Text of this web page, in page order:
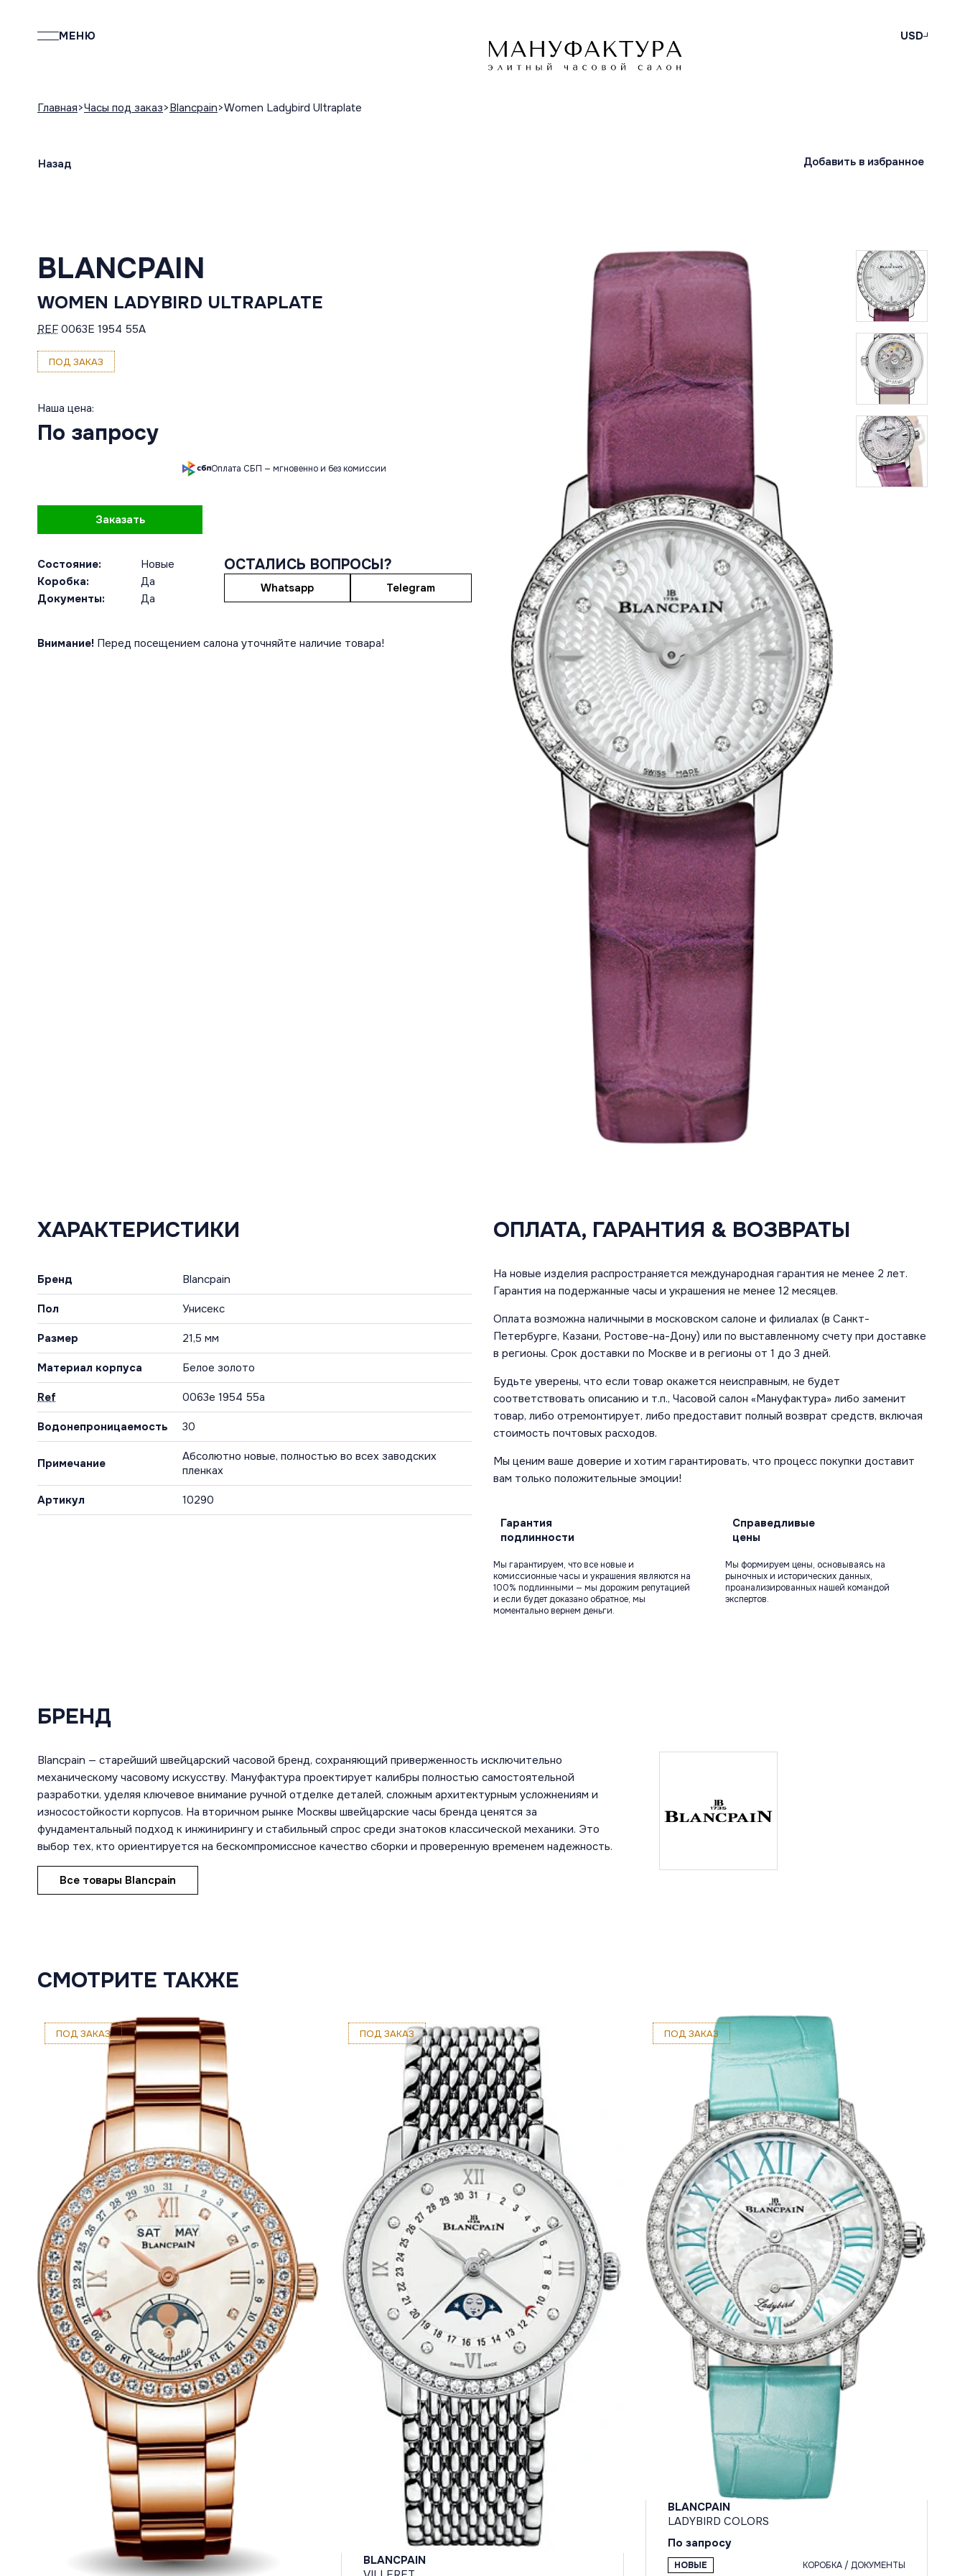
МЕНЮ USD
Главная Часы под заказ Blancpain Women Ladybird Ultraplate
Назад Добавить в избранное
BLANCPAIN
WOMEN LADYBIRD ULTRAPLATE
REF 0063E 1954 55A
ПОД ЗАКАЗ
Наша цена:
По запросу
Оплата СБП — мгновенно и без комиссии
Заказать
Состояние:
Новые
Коробка:
Да
Документы:
Да
ОСТАЛИСЬ ВОПРОСЫ?
Whatsapp Telegram
Внимание! Перед посещением салона уточняйте наличие товара!
ХАРАКТЕРИСТИКИ
Бренд Blancpain
Пол Унисекс
Размер 21,5 мм
Материал корпуса Белое золото
Ref 0063e 1954 55a
Водонепроницаемость 30
Примечание
Абсолютно новые, полностью во всех заводских
пленках
Артикул 10290
ОПЛАТА, ГАРАНТИЯ & ВОЗВРАТЫ
На новые изделия распространяется международная гарантия не менее 2 лет.
Гарантия на подержанные часы и украшения не менее 12 месяцев.
Оплата возможна наличными в московском салоне и филиалах (в Санкт-
Петербурге, Казани, Ростове-на-Дону) или по выставленному счету при доставке
в регионы. Срок доставки по Москве и в регионы от 1 до 3 дней.
Будьте уверены, что если товар окажется неисправным, не будет
соответствовать описанию и т.п., Часовой салон «Мануфактура» либо заменит
товар, либо отремонтирует, либо предоставит полный возврат средств, включая
стоимость почтовых расходов.
Мы ценим ваше доверие и хотим гарантировать, что процесс покупки доставит
вам только положительные эмоции!
Гарантия
подлинности
Мы гарантируем, что все новые и
комиссионные часы и украшения являются на
100% подлинными — мы дорожим репутацией
и если будет доказано обратное, мы
моментально вернем деньги.
Справедливые
цены
Мы формируем цены, основываясь на
рыночных и исторических данных,
проанализированных нашей командой
экспертов.
БРЕНД
Blancpain — старейший швейцарский часовой бренд, сохраняющий приверженность исключительно
механическому часовому искусству. Мануфактура проектирует калибры полностью самостоятельной
разработки, уделяя ключевое внимание ручной отделке деталей, сложным архитектурным усложнениям и
износостойкости корпусов. На вторичном рынке Москвы швейцарские часы бренда ценятся за
фундаментальный подход к инжинирингу и стабильный спрос среди знатоков классической механики. Это
выбор тех, кто ориентируется на бескомпромиссное качество сборки и проверенную временем надежность.
Все товары Blancpain
СМОТРИТЕ ТАКЖЕ
ПОД ЗАКАЗ ПОД ЗАКАЗ
BLANCPAIN
ПОД ЗАКАЗ
BLANCPAIN
LADYBIRD COLORS
По запросу
НОВЫЕ КОРОБКА / ДОКУМЕНТЫ